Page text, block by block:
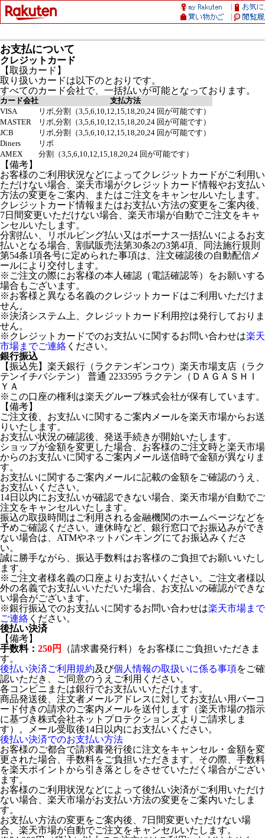
お支払について
クレジットカード
【取扱カード】
取り扱いカードは以下のとおりです。
すべてのカード会社で、一括払いが可能となっております。
カード会社
支払方法
VISA
リボ,分割（3,5,6,10,12,15,18,20,24 回が可能です）
MASTER
リボ,分割（3,5,6,10,12,15,18,20,24 回が可能です）
JCB
リボ,分割（3,5,6,10,12,15,18,20,24 回が可能です）
Diners
リボ
AMEX
分割（3,5,6,10,12,15,18,20,24 回が可能です）
【備考】
お客様のご利用状況などによってクレジットカードがご利用い
ただけない場合、楽天市場がクレジットカード情報やお支払い
方法の変更をご案内、またはご注文をキャンセルいたします。
クレジットカード情報またはお支払い方法の変更をご案内後、
7日間変更いただけない場合、楽天市場が自動でご注文をキャ
ンセルいたします。
分割払い、リボルビング払い又はボーナス一括払いによるお支
払いとなる場合、割賦販売法第30条2の3第4項、同法施行規則
第54条1項各号に定められた事項は、注文確認後の自動配信メ
ールにより交付します。
※ご注文の際にお客様の本人確認（電話確認等）をお願いする
場合もございます。
※お客様と異なる名義のクレジットカードはご利用いただけま
せん。
※決済システム上、クレジットカード利用控は発行しておりま
せん。
※クレジットカードでのお支払いに関するお問い合わせは楽天
市場までご連絡 ください。
銀行振込
【振込先】楽天銀行（ラクテンギンコウ）楽天市場支店（ラク
テンイチバシテン） 普通 2233595 ラクテン（ＤＡＧＡＳＨＩ
ＹＡ
※この口座の権利は楽天グループ株式会社が保有しています。
【備考】
ご注文後、お支払いに関するご案内メールを楽天市場からお送
りいたします。
お支払い状況の確認後、発送手続きが開始いたします。
ショップが金額を変更した場合、お客様のご注文時と楽天市場
からのお支払いに関するご案内メール送信時で金額が異なりま
す。
お支払いに関するご案内メールに記載の金額をご確認のうえ、
お支払いください。
14日以内にお支払いが確認できない場合、楽天市場が自動でご
注文をキャンセルいたします。
振込の取扱時間はご利用される金融機関のホームページなどを
予めご確認ください。連休時など、銀行窓口でお振込みができ
ない場合は、ATMやネットバンキングにてお振込みくださ
い。
誠に勝手ながら、振込手数料はお客様のご負担でお願いいたし
ます。
※ご注文者様名義の口座よりお支払いください。ご注文者様以
外の名義でお支払いいただいた場合、お支払いの確認ができな
い場合がございます。
※銀行振込でのお支払いに関するお問い合わせは楽天市場まで
ご連絡 ください。
後払い決済
【備考】
手数料： 250円
（請求書発行料）をお客様にご負担いただきま
す。
後払い決済ご利用規約及び個人情報の取扱いに係る事項をご確
認いただき、ご同意のうえご利用ください。
各コンビニまたは銀行でお支払いいただけます。
商品発送後、注文者メールアドレスに対してお支払い用バーコ
ード付きの請求のご案内メールを送付します（楽天市場の指示
に基づき株式会社ネットプロテクションズよりご請求しま
す）。メール受取後14日以内にお支払いください。
後払い決済でのお支払い方法
お客様のご都合で請求書発行後に注文をキャンセル・金額を変
更された場合、手数料をご負担いただきます。その際、手数料
を楽天ポイントから引き落としをさせていただく場合がござい
ます。
お客様のご利用状況などによって後払い決済がご利用いただけ
ない場合、楽天市場がお支払い方法の変更をご案内いたしま
す。
お支払い方法の変更をご案内後、7日間変更いただけない場
合、楽天市場が自動でご注文をキャンセルいたします。